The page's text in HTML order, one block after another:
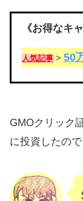
《お得なキ
人気記事 ＞ 50
GMOクリック
に投資したの